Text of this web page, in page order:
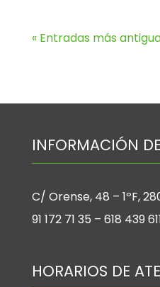
« Entradas más
INFORMACIÓN
C/ Orense, 48 – 1ºF,
91 172 71 35 – 618 439
HORARIOS DE